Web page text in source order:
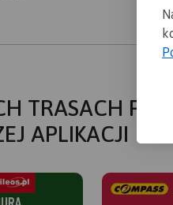
TRASACH
APLIKACJI